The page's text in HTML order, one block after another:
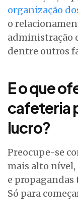
organização
o
administração
dentre outros
E o que
cafeteria
lucro?
Preocupe-se
mais alto nível,
e propagandas
Só para